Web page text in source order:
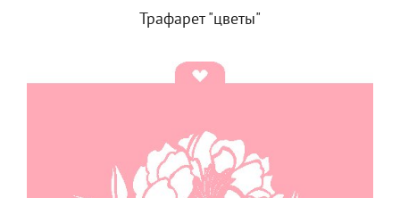
Трафарет "цветы"